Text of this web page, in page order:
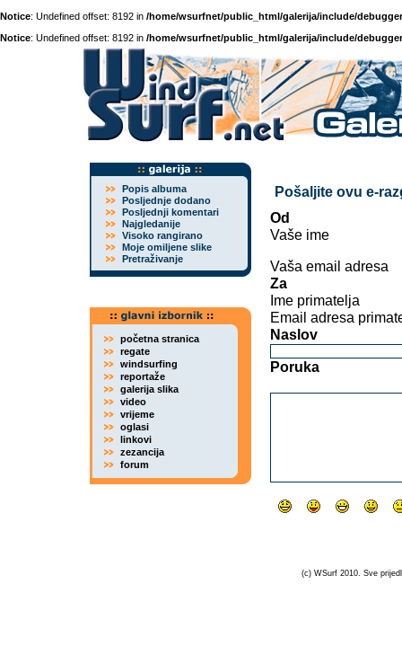
Notice: Undefined offset: 8192 in /home/wsurfnet/public_html/galerija/include/
Notice: Undefined offset: 8192 in /home/wsurfnet/public_html/galerija/include/
Popis albuma
Posljednje dodano
Posljednji komentari
Najgledanije
Visoko rangirano
Moje omiljene slike
Pretraživanje
početna stranica
regate
windsurfing
reportaže
galerija slika
video
vrijeme
oglasi
linkovi
zezancija
forum
Pošaljite ovu e-
Od
Vaše ime
Vaša email adresa
Za
Ime primatelja
Email adresa
Naslov
Poruka
(c) WSurf 2010. Sve